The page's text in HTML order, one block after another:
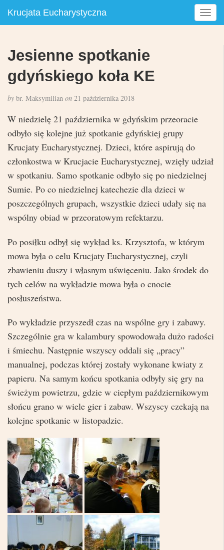
Krucjata Eucharystyczna
T
o
i
n
Jesienne spotkanie
gdyńskiego koła KE
by br. Maksymilian on 21 października 2018
W niedzielę 21 października w gdyńskim przeoracie
odbyło się kolejne już spotkanie gdyńskiej grupy
Krucjaty Eucharystycznej. Dzieci, które aspirują do
członkostwa w Krucjacie Eucharystycznej, wzięły udział
w spotkaniu. Samo spotkanie odbyło się po niedzielnej
Sumie. Po co niedzielnej katechezie dla dzieci w
poszczególnych grupach, wszystkie dzieci udały się na
wspólny obiad w przeoratowym refektarzu.
Po posiłku odbył się wykład ks. Krzysztofa, w którym
mowa była o celu Krucjaty Eucharystycznej, czyli
zbawieniu duszy i własnym uświęceniu. Jako środek do
tych celów na wykładzie mowa była o cnocie
posłuszeństwa.
Po wykładzie przyszedł czas na wspólne gry i zabawy.
Szczególnie gra w kalambury spowodowała dużo radości
i śmiechu. Następnie wszyscy oddali się „pracy”
manualnej, podczas której zostały wykonane kwiaty z
papieru. Na samym końcu spotkania odbyły się gry na
świeżym powietrzu, gdzie w ciepłym październikowym
słońcu grano w wiele gier i zabaw. Wszyscy czekają na
kolejne spotkanie w listopadzie.